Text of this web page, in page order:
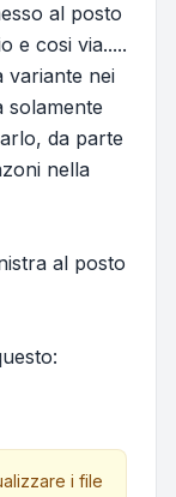
al posto
e cosi via.....
variante nei
solamente
da parte
nella
al posto
i file